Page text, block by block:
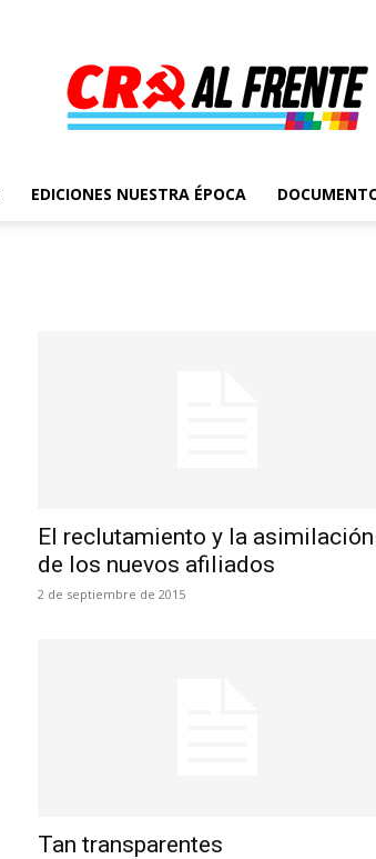
Al
EDICIONES NUESTRA ÉPOCA
El reclutamiento y la asimilación
de los nuevos afiliados
2 de septiembre de 2015
Tan transparentes